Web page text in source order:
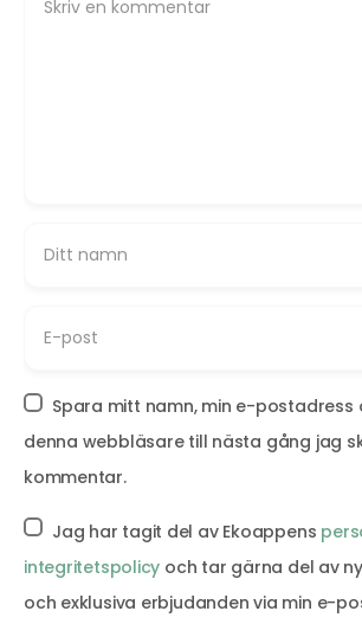
Spara mitt namn, min e-postadress
denna webbläsare till nästa gång jag
kommentar.
Jag har tagit del av Ekoappens
integritetspolicy och tar gärna del av
och exklusiva erbjudanden via min e-